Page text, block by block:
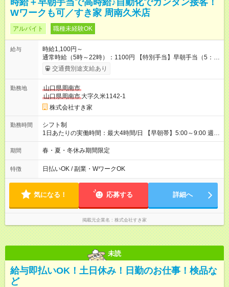
時給＋早朝手当で高時給♪自動化でカンタン接客！
Wワークも可／すき家 周南久米店
アルバイト 職種未経験OK
給与
時給1,100円～
通常時給（5時～22時）：1100円 【特別手当】早朝手当（5：
00-9：00）時給+150円 【試用期間】試用期間あり 試用期間の
長さ：1ヶ月 雇用形態、給与は本採用時と同じです。 試用期間
させていただきます。 研修制度あり：15時間(研修中も同時給）
交通費別途支給あり
勤務地
山口県周南市
山口県周南市 大字久米1142-1
株式会社すき家
勤務時間
シフト制
1日あたりの実働時間：最大4時間/日 【早朝帯】5:00～9:00 週2
日～・1日2h～OK◎ 勤務時間や曜日はご相談ください。
期間 春・夏・冬休み期間限定
特徴 日払いOK / 副業・WワークOK
気になる！ 応募する 詳細へ
掲載元企業名 株式会社すき家
未読
給与即払いOK！土日休み！日勤のお仕事！検品な
ど